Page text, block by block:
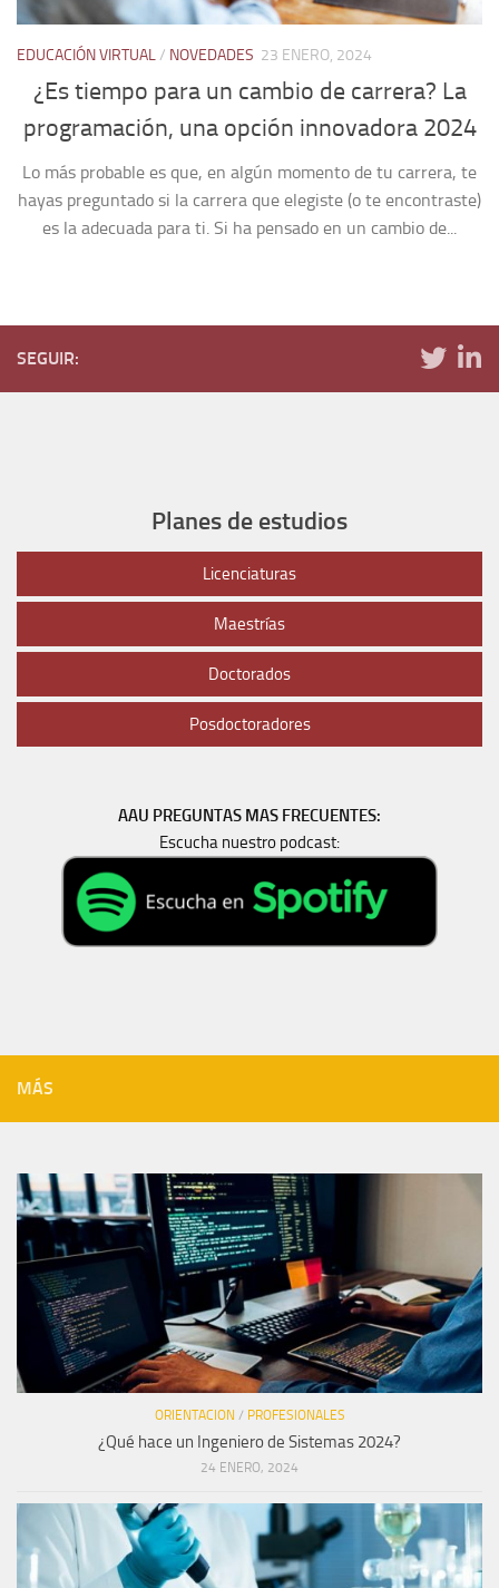
EDUCACIÓN VIRTUAL/ NOVEDADES 23 ENERO, 2024
¿Es tiempo para un cambio de carrera? La
programación, una opción innovadora 2024
Lo más probable es que, en algún momento de tu carrera, te
hayas preguntado si la carrera que elegiste (o te encontraste)
es la adecuada para ti. Si ha pensado en un cambio de...
SEGUIR:
Planes de estudios
Licenciaturas
Maestrías
Doctorados
Posdoctoradores
AAU PREGUNTAS MAS FRECUENTES:
Escucha nuestro podcast:
MÁS
ORIENTACION / PROFESIONALES
¿Qué hace un Ingeniero de Sistemas 2024?
24 ENERO, 2024